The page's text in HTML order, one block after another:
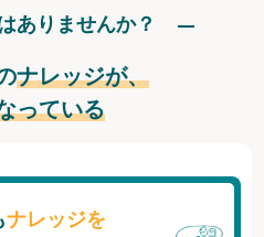
ありませんか？
ナレッジが、
っている
ナレッジを